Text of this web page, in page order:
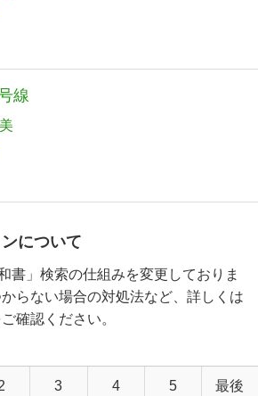
線
について
書」検索の仕組みを変更しておりま
らない場合の対処法など、詳しくは
ご確認ください。
3 4 5 最後